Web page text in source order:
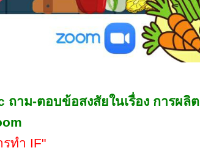
ถาม-ตอบข้อสงสัยในเรื่อง การผลิต
ทำ IF"